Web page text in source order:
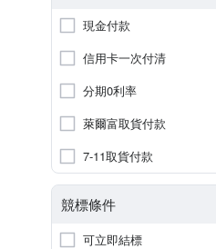
現金付款
信用卡一次付清
分期0利率
萊爾富取貨付款
7-11取貨付款
競標條件
可立即結標